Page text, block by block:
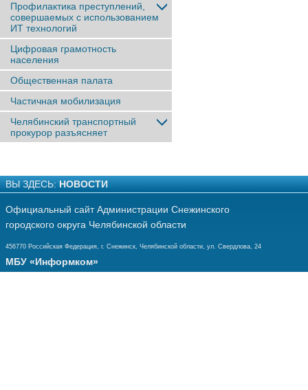
Профилактика преступлений,
совершаемых с использованием
ИТ технологий
Цифровая грамотность
населения
Общественная палата
Частичная мобилизация
Челябинский транспортный
прокурор разъясняет
ВЫ ЗДЕСЬ: НОВОСТИ
Официальный сайт Администрации Снежинского
городского округа Челябинской области
456770 Российская Федерация, г. Снежинск, Челябинской области, ул. Свердлова, 24
МБУ «Информком»